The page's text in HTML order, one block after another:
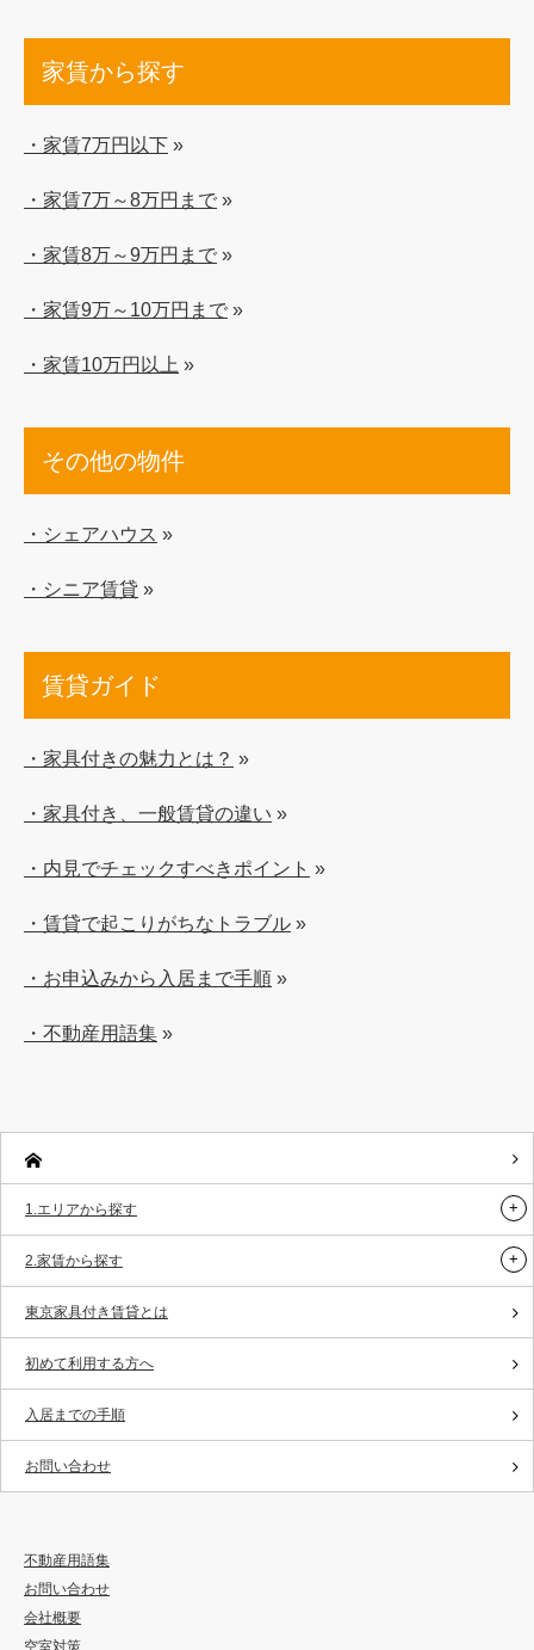
家賃から探す
・家賃7万円以下 »
・家賃7万～8万円まで »
・家賃8万～9万円まで »
・家賃9万～10万円まで »
・家賃10万円以上 »
その他の物件
・シェアハウス »
・シニア賃貸 »
賃貸ガイド
・家具付きの魅力とは？ »
・家具付き、一般賃貸の違い »
・内見でチェックすべきポイント »
・賃貸で起こりがちなトラブル »
・お申込みから入居まで手順 »
・不動産用語集 »
1.エリアから探す
2.家賃から探す
東京家具付き賃貸とは
初めて利用する方へ
入居までの手順
お問い合わせ
不動産用語集
お問い合わせ
会社概要
空室対策